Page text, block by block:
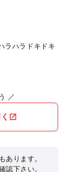
ラハラドキドキ
／
あります。
認下さい。